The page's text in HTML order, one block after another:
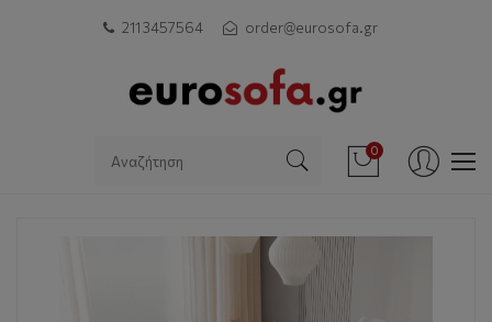
211 3457564 order@eurosofa.gr
0